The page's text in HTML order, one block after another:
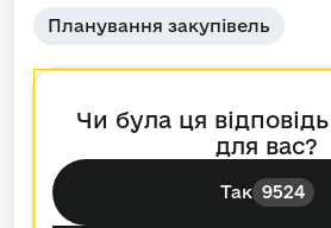
Планування закупівель
Чи була ця
для вас?
Так 9524